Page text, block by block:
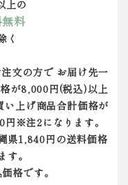
上の
料
く
文の方で お届け先一
が8,000円(税込)以上
上げ商品合計価格が
※注2になります。
県1,840円の送料価格
す。
格です。